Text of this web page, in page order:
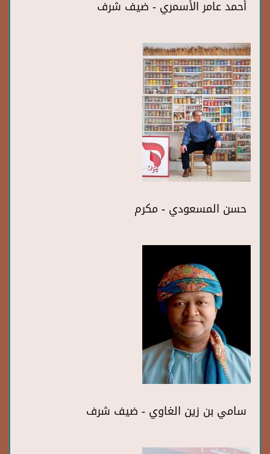
أحمد عامر الأسمري - ضيف شرف
حسن المسعودي - مكرم
سامي بن زين الغاوي - ضيف شرف